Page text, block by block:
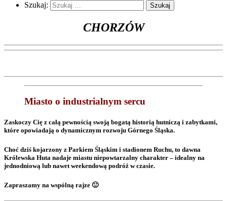
Szukaj:
CHORZÓW
Miasto o industrialnym sercu
Zaskoczy Cię z całą pewnością swoją bogatą historią hutniczą i zabytkami,
które opowiadają o dynamicznym rozwoju Górnego Śląska.
Choć dziś kojarzony z Parkiem Śląskim i stadionem Ruchu, to dawna
Królewska Huta nadaje miastu niepowtarzalny charakter – idealny na
jednodniową lub nawet weekendową podróż w czasie.
Zapraszamy na wspólną rajze 🙂